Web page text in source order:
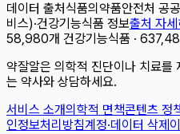
데이터 출처 식품의약품안전처 공
비스)·건강기능식품 정보출처 자세
58,980개 건강기능식품 ·
약잘알은 의학적 진단이나 치료를
는 약사와 상담하세요.
서비스 소개의학적 면책콘텐츠 정
인정보처리방침계정·데이터 삭제